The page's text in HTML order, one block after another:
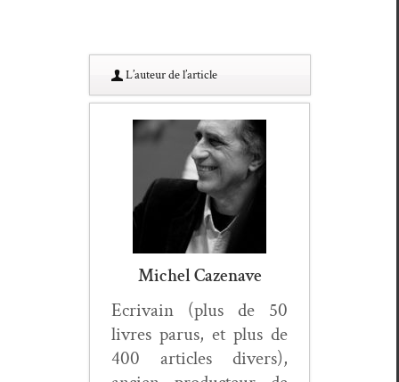
L’au­teur de l’article
Michel Cazenave
Ecrivain (plus de 50
livres parus, et plus de
400 arti­cles divers),